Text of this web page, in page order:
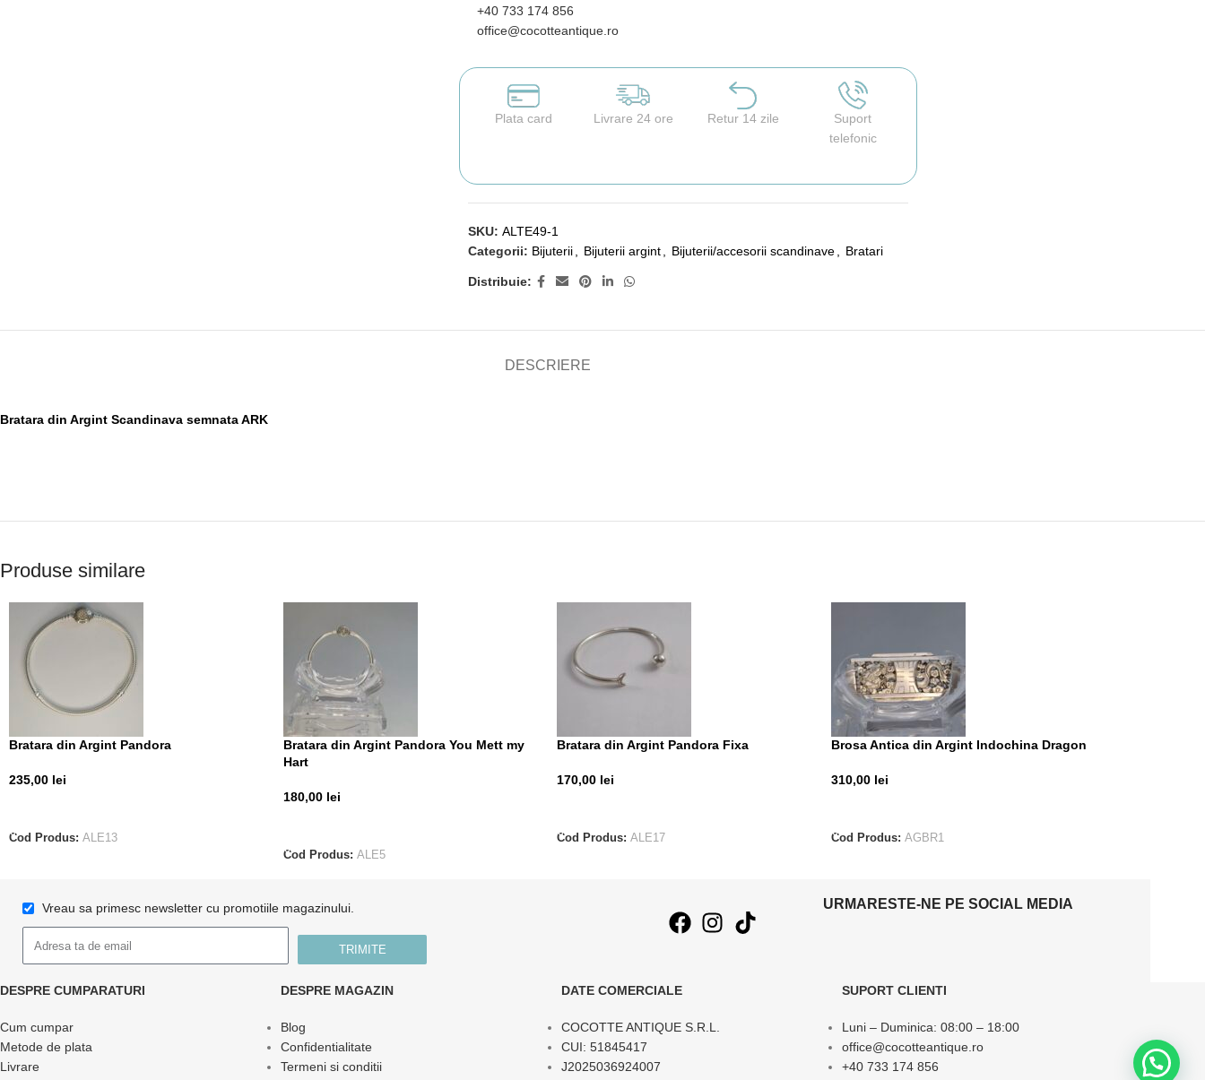
+40 733 174 856
office@cocotteantique.ro
Plata card Livrare 24 ore Retur 14 zile
Suport
telefonic
SKU: ALTE49-1
Categorii: Bijuterii Bijuterii argint Bijuterii/accesorii scandinave Bratari
Distribuie:
DESCRIERE
Bratara din Argint Scandinava semnata ARK
Produse similare
Bratara din Argint Pandora
235,00 lei
Cod Produs: ALE13
Bratara din Argint Pandora You Mett my
Hart
180,00 lei
Cod Produs: ALE5
Bratara din Argint Pandora Fixa
170,00 lei
Cod Produs: ALE17
Brosa Antica din Argint Indochina Dragon
310,00 lei
Cod Produs: AGBR1
Vreau sa primesc newsletter cu promotiile magazinului.
TRIMITE
URMARESTE-NE PE SOCIAL MEDIA
DESPRE CUMPARATURI
Cum cumpar
Metode de plata
Livrare
DESPRE MAGAZIN
Blog
Confidentialitate
Termeni si conditii
DATE COMERCIALE
COCOTTE ANTIQUE S.R.L.
CUI: 51845417
J2025036924007
SUPORT CLIENTI
Luni – Duminica: 08:00 – 18:00
office@cocotteantique.ro
+40 733 174 856